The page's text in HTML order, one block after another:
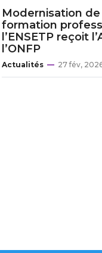
Modernisation de
formation
l’ENSETP reçoit
l’ONFP
Actualités 27 fév,